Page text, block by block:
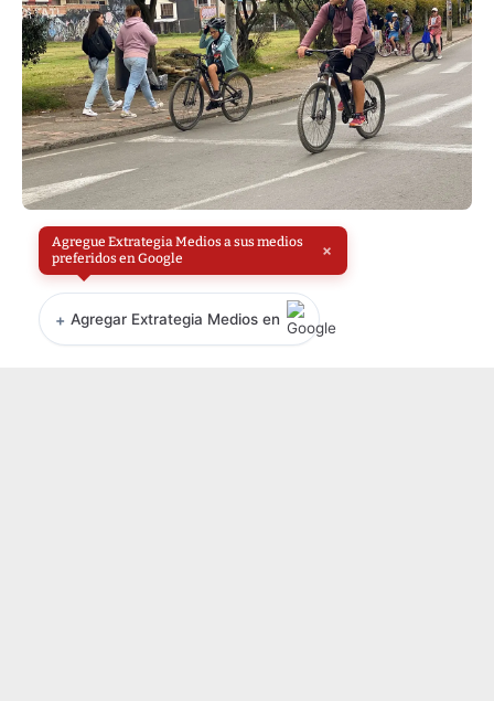
Agregue Extrategia Medios a sus medios
preferidos en Google
×
+ Agregar Extrategia Medios en